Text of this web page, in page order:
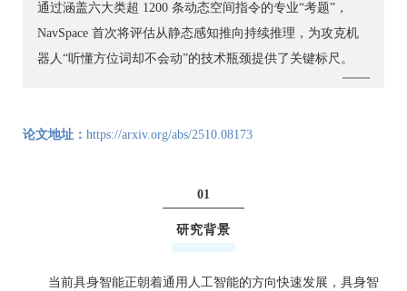
通过涵盖六大类超 1200 条动态空间指令的专业“考题”，
NavSpace 首次将评估从静态感知推向持续推理，为攻克机
器人“听懂方位词却不会动”的技术瓶颈提供了关键标尺。
论⽂地址： https://arxiv.org/abs/2510.08173
01
研究背景
当前具身智能正朝着通用人工智能的方向快速发展，具身智